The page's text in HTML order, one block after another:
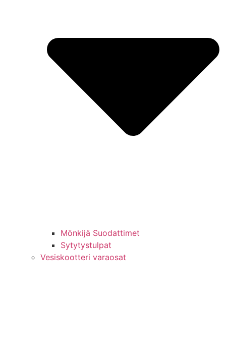
Mönkijä Suodattimet
Sytytystulpat
Vesiskootteri varaosat